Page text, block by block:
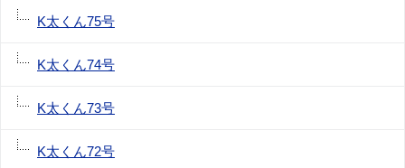
K太くん75号
K太くん74号
K太くん73号
K太くん72号